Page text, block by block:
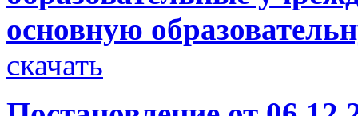
основную
скачать